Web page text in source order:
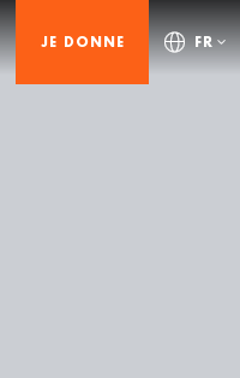
JE DONNE FR